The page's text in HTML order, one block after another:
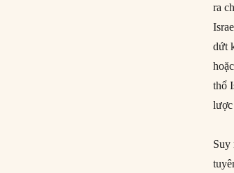
ra
dứt
thổ
Suy